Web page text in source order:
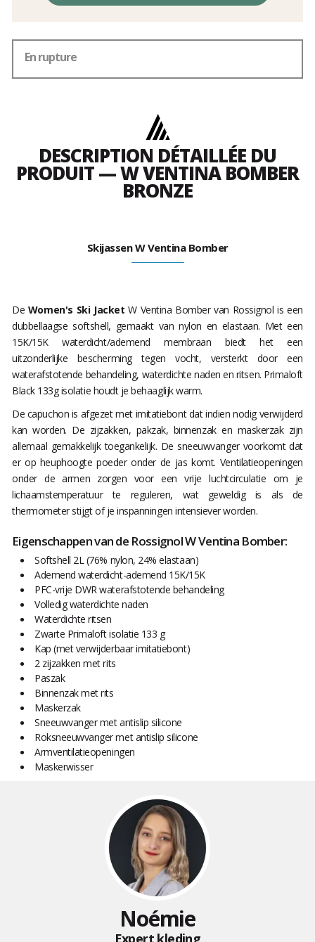
En rupture
DESCRIPTION DÉTAILLÉE DU
PRODUIT — W VENTINA BOMBER
BRONZE
Skijassen W Ventina Bomber
De Women's Ski Jacket W Ventina Bomber van Rossignol is een
dubbellaagse softshell, gemaakt van nylon en elastaan. Met een
15K/15K waterdicht/ademend membraan biedt het een
uitzonderlijke bescherming tegen vocht, versterkt door een
waterafstotende behandeling, waterdichte naden en ritsen. Primaloft
Black 133g isolatie houdt je behaaglijk warm.
De capuchon is afgezet met imitatiebont dat indien nodig verwijderd
kan worden. De zijzakken, pakzak, binnenzak en maskerzak zijn
allemaal gemakkelijk toegankelijk. De sneeuwvanger voorkomt dat
er op heuphoogte poeder onder de jas komt. Ventilatieopeningen
onder de armen zorgen voor een vrije luchtcirculatie om je
lichaamstemperatuur te reguleren, wat geweldig is als de
thermometer stijgt of je inspanningen intensiever worden.
Eigenschappen van de Rossignol W Ventina Bomber:
Softshell 2L (76% nylon, 24% elastaan)
Ademend waterdicht-ademend 15K/15K
PFC-vrije DWR waterafstotende behandeling
Volledig waterdichte naden
Waterdichte ritsen
Zwarte Primaloft isolatie 133 g
Kap (met verwijderbaar imitatiebont)
2 zijzakken met rits
Paszak
Binnenzak met rits
Maskerzak
Sneeuwvanger met antislip silicone
Roksneeuwvanger met antislip silicone
Armventilatieopeningen
Maskerwisser
Noémie